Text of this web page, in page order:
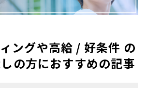
ングや高給 / 好条件 の
の方におすすめの記事